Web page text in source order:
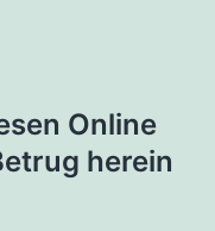
Online
herein